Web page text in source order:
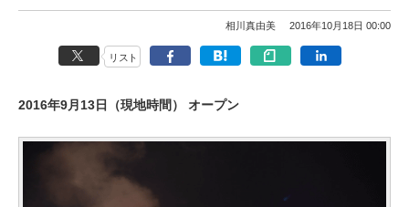
相川真由美 2016年10月18日 00:00
リスト
2016年9月13日（現地時間） オープン